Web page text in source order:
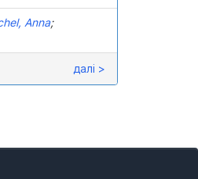
Anna;
далі >